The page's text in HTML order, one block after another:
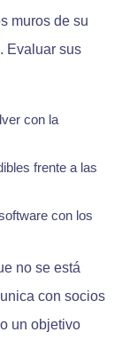
muros de su
Evaluar sus
con la
frente a las
con los
no se está
con socios
un objetivo